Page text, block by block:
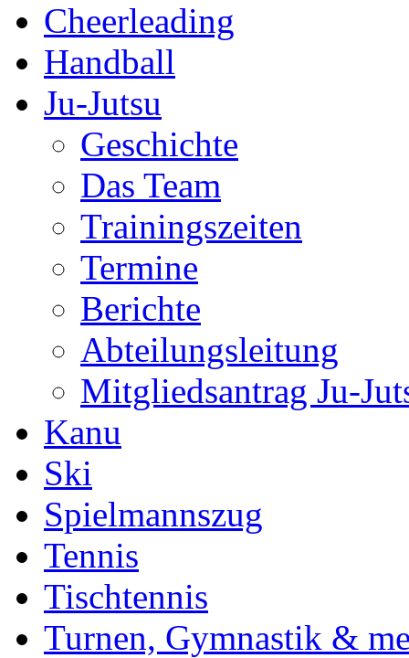
Cheerleading
Handball
Ju-Jutsu
Geschichte
Das Team
Trainingszeiten
Termine
Berichte
Abteilungsleitung
Mitgliedsantrag Ju-
Kanu
Ski
Spielmannszug
Tennis
Tischtennis
Turnen, Gymnastik &